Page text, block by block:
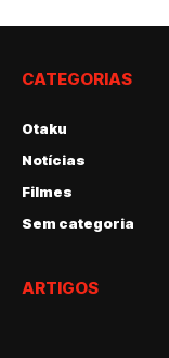
CATEGORIAS
Otaku
Notícias
Filmes
Sem categoria
ARTIGOS